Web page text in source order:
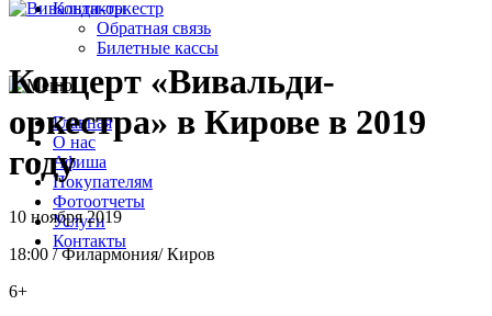
Контакты
Обратная связь
Билетные кассы
Главная
О нас
Афиша
Покупателям
Фотоотчеты
Услуги
Контакты
Концерт «Вивальди-
оркестра» в Кирове в 2019
году
10 ноября 2019
18:00 /Филармония/Киров
6+